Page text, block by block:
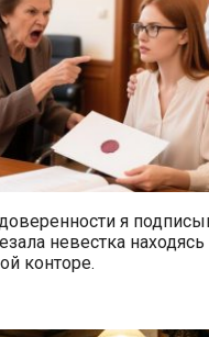
я
невестка находясь
конторе.